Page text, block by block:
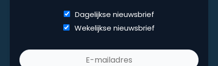
Dagelijkse nieuwsbrief
Wekelijkse nieuwsbrief